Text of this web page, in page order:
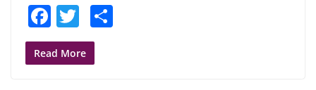
F
a
c
T
w
itt
Read More